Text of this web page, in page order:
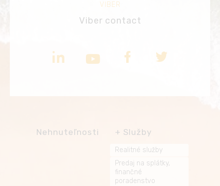
VIBER
Viber contact
Nehnuteľnosti Služby
Realitné služby
Predaj na splátky,
finančné
poradenstvo